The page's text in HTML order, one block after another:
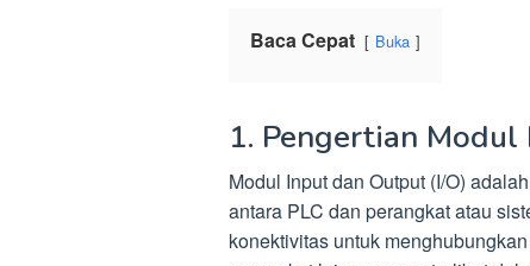
Baca Cepat Buka
1. Pengertian
Modul Input dan Output (I/O)
antara PLC dan perangkat atau
konektivitas untuk